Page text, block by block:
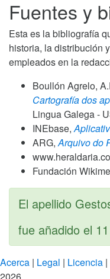
Fuentes y
Esta es la bibliografía
historia, la distribución
empleados en la
Boullón Agrelo,
Cartografía dos
Lingua Galega -
INEbase,
ARG, Arquivo do
Fundación
El apellido
fue añadido el
Acerca | Legal | Licencia |
2026